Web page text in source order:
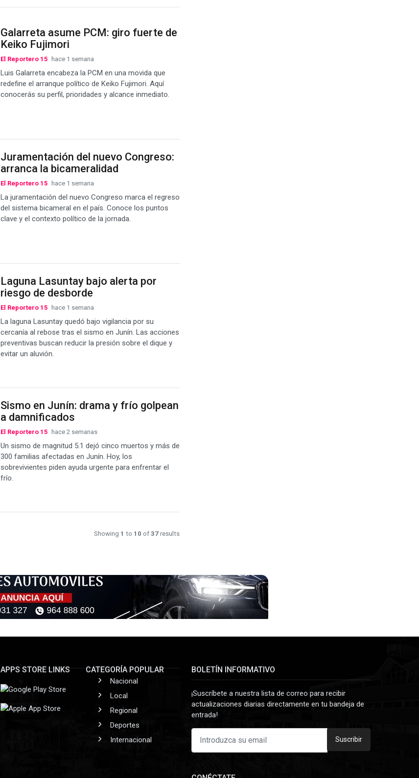
Galarreta asume PCM: giro fuerte de
Keiko Fujimori
El Reportero 15 hace 1 semana
Luis Galarreta encabeza la PCM en una movida que
redefine el arranque político de Keiko Fujimori. Aquí
conocerás su perfil, prioridades y alcance inmediato.
Juramentación del nuevo Congreso:
arranca la bicameralidad
El Reportero 15 hace 1 semana
La juramentación del nuevo Congreso marca el regreso
del sistema bicameral en el país. Conoce los puntos
clave y el contexto político de la jornada.
Laguna Lasuntay bajo alerta por
riesgo de desborde
El Reportero 15 hace 1 semana
La laguna Lasuntay quedó bajo vigilancia por su
cercanía al rebose tras el sismo en Junín. Las acciones
preventivas buscan reducir la presión sobre el dique y
evitar un aluvión.
Sismo en Junín: drama y frío golpean
a damnificados
El Reportero 15 hace 2 semanas
Un sismo de magnitud 5.1 dejó cinco muertos y más de
300 familias afectadas en Junín. Hoy, los
sobrevivientes piden ayuda urgente para enfrentar el
frío.
Showing 1 to 10 of 37 results
APPS STORE LINKS CATEGORÍA POPULAR
Nacional
Local
Regional
Deportes
Internacional
BOLETÍN INFORMATIVO
¡Suscríbete a nuestra lista de correo para recibir
actualizaciones diarias directamente en tu bandeja de
entrada!
Suscribir